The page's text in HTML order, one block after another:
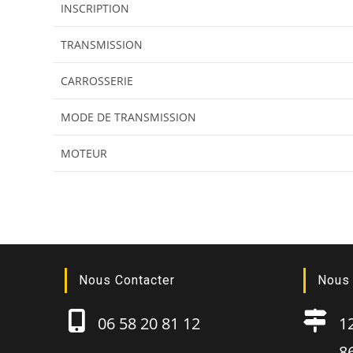
INSCRIPTION
TRANSMISSION
CARROSSERIE
MODE DE TRANSMISSION
MOTEUR
Nous Contacter
06 58 20 81 12
Nous